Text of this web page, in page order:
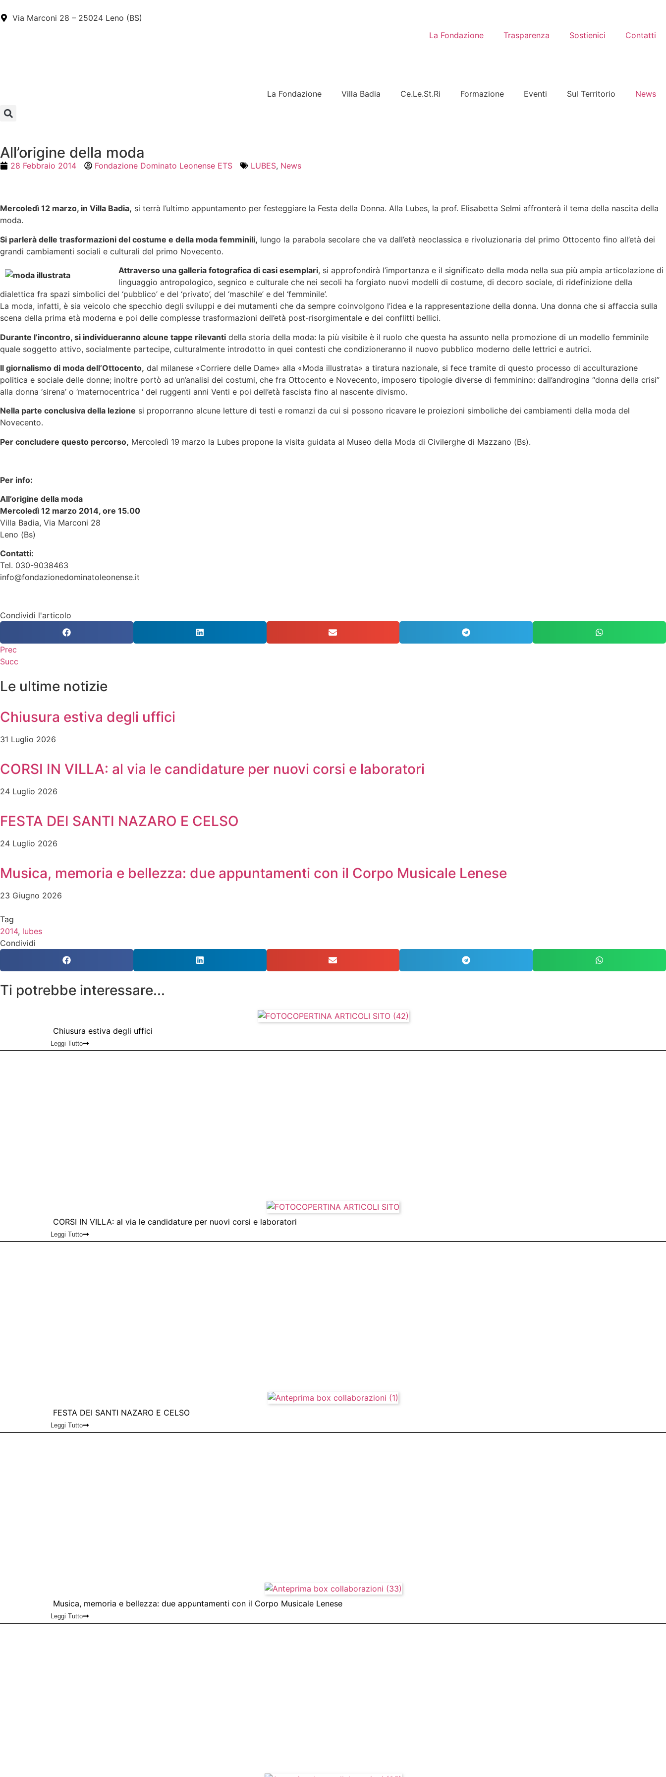
Via Marconi 28 – 25024 Leno (BS)
La Fondazione
Trasparenza Sostienici Contatti
La Fondazione Villa Badia Ce.Le.St.Ri Formazione Eventi Sul Territorio News
All’origine della moda
28 Febbraio 2014 Fondazione Dominato Leonense ETS LUBES, News
Mercoledì 12 marzo, in Villa Badia, si terrà l’ultimo appuntamento per festeggiare la Festa della Donna. Alla Lubes, la prof. Elisabetta Selmi affronterà il tema della nascita della
moda.
Si parlerà delle trasformazioni del costume e della moda femminili, lungo la parabola secolare che va dall’età neoclassica e rivoluzionaria del primo Ottocento fino all’età dei
grandi cambiamenti sociali e culturali del primo Novecento.
Attraverso una galleria fotografica di casi esemplari, si approfondirà l’importanza e il significato della moda nella sua più ampia articolazione di
linguaggio antropologico, segnico e culturale che nei secoli ha forgiato nuovi modelli di costume, di decoro sociale, di ridefinizione della
dialettica fra spazi simbolici del ‘pubblico’ e del ‘privato’, del ‘maschile’ e del ‘femminile’.
La moda, infatti, è sia veicolo che specchio degli sviluppi e dei mutamenti che da sempre coinvolgono l’idea e la rappresentazione della donna. Una donna che si affaccia sulla
scena della prima età moderna e poi delle complesse trasformazioni dell’età post-risorgimentale e dei conflitti bellici.
Durante l’incontro, si individueranno alcune tappe rilevanti della storia della moda: la più visibile è il ruolo che questa ha assunto nella promozione di un modello femminile
quale soggetto attivo, socialmente partecipe, culturalmente introdotto in quei contesti che condizioneranno il nuovo pubblico moderno delle lettrici e autrici.
Il giornalismo di moda dell’Ottocento, dal milanese «Corriere delle Dame» alla «Moda illustrata» a tiratura nazionale, si fece tramite di questo processo di acculturazione
politica e sociale delle donne; inoltre portò ad un’analisi dei costumi, che fra Ottocento e Novecento, imposero tipologie diverse di femminino: dall’androgina “donna della crisi”
alla donna ‘sirena’ o ‘maternocentrica ‘ dei ruggenti anni Venti e poi dell’età fascista fino al nascente divismo.
Nella parte conclusiva della lezione si proporranno alcune letture di testi e romanzi da cui si possono ricavare le proiezioni simboliche dei cambiamenti della moda del
Novecento.
Per concludere questo percorso, Mercoledì 19 marzo la Lubes propone la visita guidata al Museo della Moda di Civilerghe di Mazzano (Bs).
Per info:
All’origine della moda
Mercoledì 12 marzo 2014, ore 15.00
Villa Badia, Via Marconi 28
Leno (Bs)
Contatti:
Tel. 030-9038463
info@fondazionedominatoleonense.it
Condividi l'articolo
Prec
Succ
Le ultime notizie
Chiusura estiva degli uffici
31 Luglio 2026
CORSI IN VILLA: al via le candidature per nuovi corsi e laboratori
24 Luglio 2026
FESTA DEI SANTI NAZARO E CELSO
24 Luglio 2026
Musica, memoria e bellezza: due appuntamenti con il Corpo Musicale Lenese
23 Giugno 2026
Tag
2014, lubes
Condividi
Ti potrebbe interessare...
Chiusura estiva degli uffici
Leggi Tutto
CORSI IN VILLA: al via le candidature per nuovi corsi e laboratori
Leggi Tutto
FESTA DEI SANTI NAZARO E CELSO
Leggi Tutto
Musica, memoria e bellezza: due appuntamenti con il Corpo Musicale Lenese
Leggi Tutto